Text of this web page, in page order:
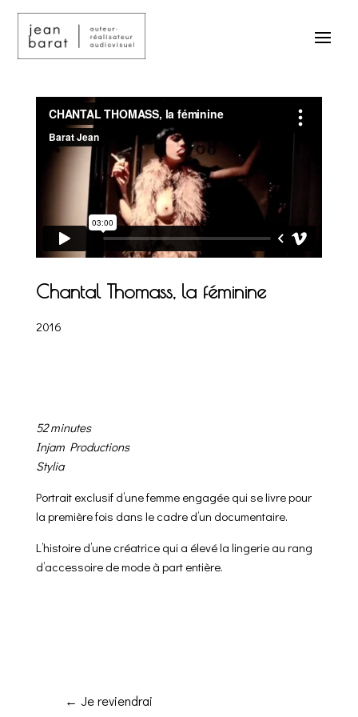
Chantal Thomass, la féminine
2016
52 minutes
Injam Productions
Stylia
Portrait exclusif d’une femme engagée qui se livre pour
la première fois dans le cadre d’un documentaire.
L’histoire d’une créatrice qui a élevé la lingerie au rang
d’accessoire de mode à part entière.
← Je reviendrai